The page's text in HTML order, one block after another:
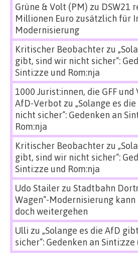
Grüne & Volt (PM) zu DSW21
Millionen Euro zusätzlich für
Modernisierung
Kritischer Beobachterzu
gibt, sind wir nicht sicher“:
Sinti:zze und Rom:nja
1000 Jurist:innen, die GFF und
AfD-Verbot zu „Solange es
nicht sicher“: Gedenken an
Rom:nja
Kritischer Beobachterzu
gibt, sind wir nicht sicher“:
Sinti:zze und Rom:nja
Udo Stailerzu Stadtbahn
Wagen“-Modernisierung kann
doch weitergehen
Ulli zu „Solange es die AfD
sicher“: Gedenken an Sinti:zze